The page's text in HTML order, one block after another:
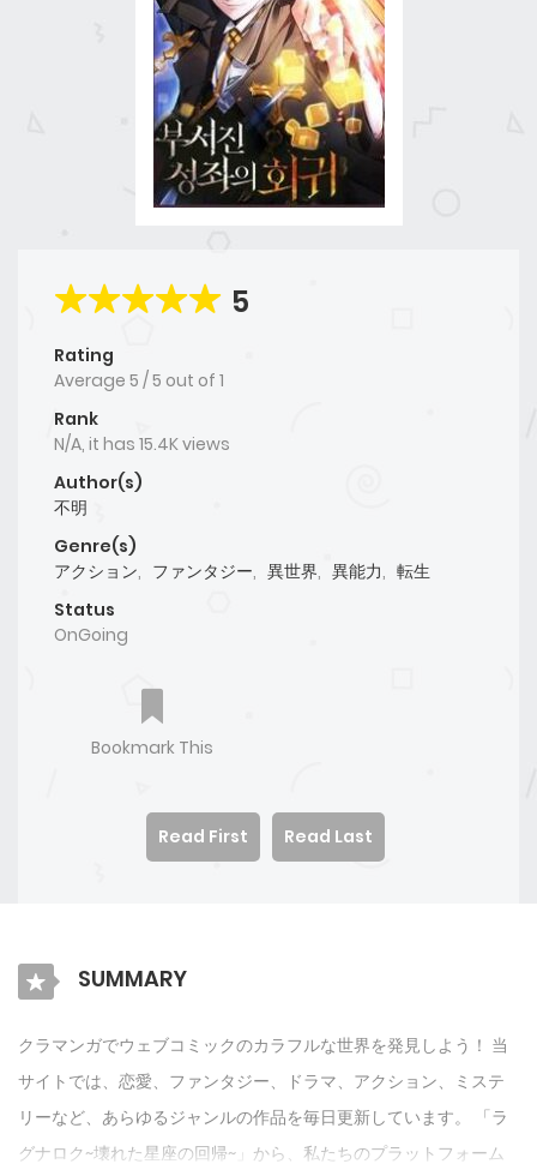
5
Rating
Average 5 /5 out of 1
Rank
N/A, it has 15.4K views
Author(s)
不明
Genre(s)
アクション, ファンタジー, 異世界, 異能力, 転生
Status
OnGoing
Bookmark This
Read First Read Last
SUMMARY
クラマンガでウェブコミックのカラフルな世界を発見しよう！ 当
サイトでは、恋愛、ファンタジー、ドラマ、アクション、ミステ
リーなど、あらゆるジャンルの作品を毎日更新しています。 「ラ
グナロク~壊れた星座の回帰~」から、私たちのプラットフォーム